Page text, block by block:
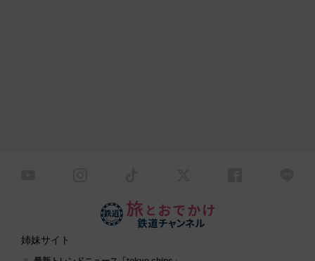
姉妹サイト